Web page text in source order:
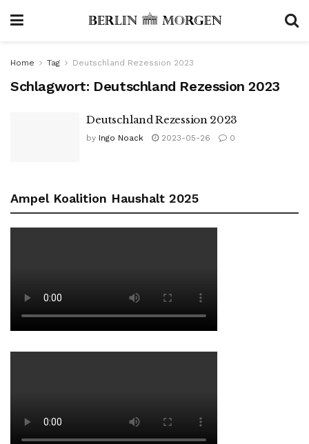
Home Tag Deutschland Rezession 2023
Schlagwort: Deutschland Rezession 2023
Deutschland Rezession 2023
by Ingo Noack 2023-05-26 0
Ampel Koalition Haushalt 2025